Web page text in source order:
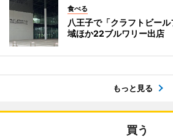
食べる
八王子で「クラフトビー
域ほか22ブルワリー出店
もっと見る
買う